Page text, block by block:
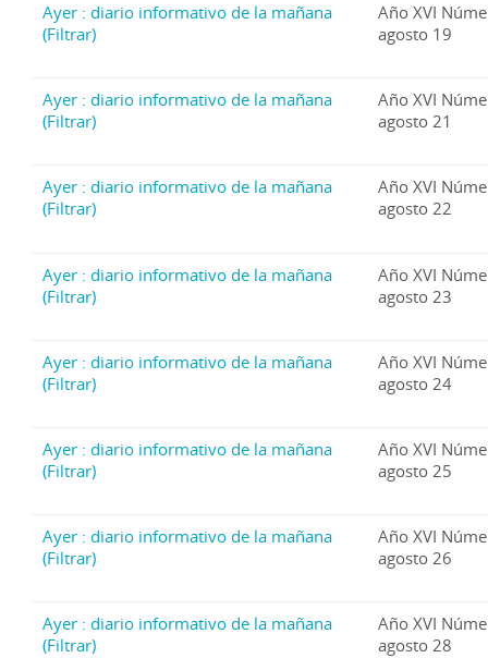
Ayer : diario informativo de la mañana
(Filtrar)
Año XVI
agosto 19
Ayer : diario informativo de la mañana
(Filtrar)
Año XVI
agosto 21
Ayer : diario informativo de la mañana
(Filtrar)
Año XVI
agosto 22
Ayer : diario informativo de la mañana
(Filtrar)
Año XVI
agosto 23
Ayer : diario informativo de la mañana
(Filtrar)
Año XVI
agosto 24
Ayer : diario informativo de la mañana
(Filtrar)
Año XVI
agosto 25
Ayer : diario informativo de la mañana
(Filtrar)
Año XVI
agosto 26
Ayer : diario informativo de la mañana
(Filtrar)
Año XVI
agosto 28